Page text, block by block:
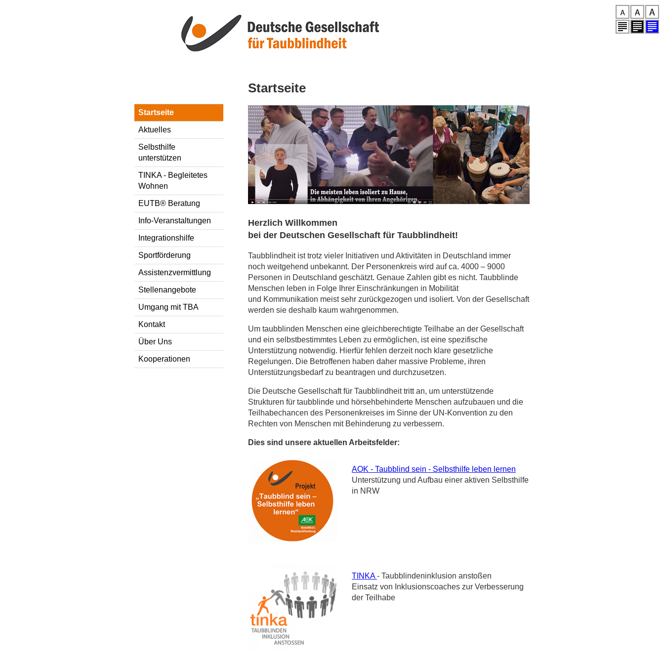
Startseite
Herzlich Willkommen
bei der Deutschen Gesellschaft für Taubblindheit!
Taubblindheit ist trotz vieler Initiativen und Aktivitäten in Deutschland immer
noch weitgehend unbekannt. Der Personenkreis wird auf ca. 4000 – 9000
Personen in Deutschland geschätzt. Genaue Zahlen gibt es nicht. Taubblinde
Menschen leben in Folge Ihrer Einschränkungen in Mobilität
und Kommunikation meist sehr zurückgezogen und isoliert. Von der Gesellschaft
werden sie deshalb kaum wahrgenommen.
Um taubblinden Menschen eine gleichberechtigte Teilhabe an der Gesellschaft
und ein selbstbestimmtes Leben zu ermöglichen, ist eine spezifische
Unterstützung notwendig. Hierfür fehlen derzeit noch klare gesetzliche
Regelungen. Die Betroffenen haben daher massive Probleme, ihren
Unterstützungsbedarf zu beantragen und durchzusetzen.
Die Deutsche Gesellschaft für Taubblindheit tritt an, um unterstützende
Strukturen für taubblinde und hörsehbehinderte Menschen aufzubauen und die
Teilhabechancen des Personenkreises im Sinne der UN-Konvention zu den
Rechten von Menschen mit Behinderung zu verbessern.
Dies sind unsere aktuellen Arbeitsfelder:
AOK - Taubblind sein - Selbsthilfe leben lernen
Unterstützung und Aufbau einer aktiven Selbsthilfe
in NRW
TINKA- Taubblindeninklusion anstoßen
Einsatz von Inklusionscoaches zur Verbesserung
der Teilhabe
Startseite
Aktuelles
Selbsthilfe
unterstützen
TINKA - Begleitetes
Wohnen
EUTB® Beratung
Info-Veranstaltungen
Integrationshilfe
Sportförderung
Assistenzvermittlung
Stellenangebote
Umgang mit TBA
Kontakt
Über Uns
Kooperationen